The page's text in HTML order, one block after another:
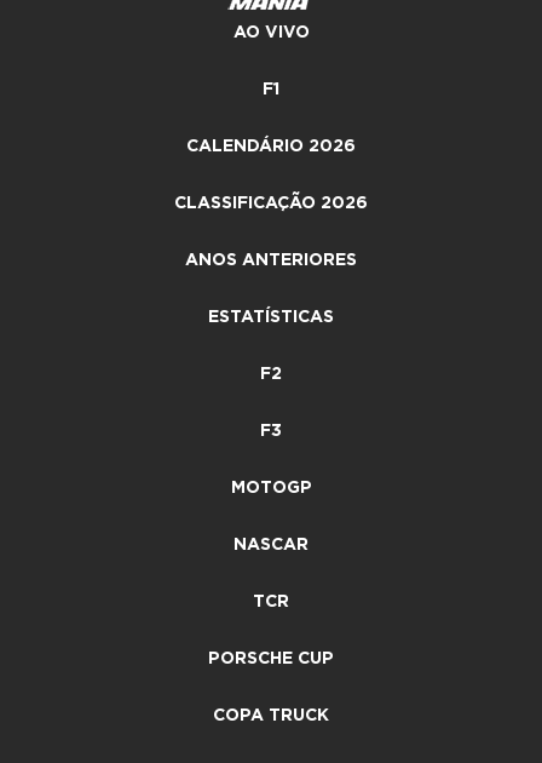
AO VIVO
F1
CALENDÁRIO 2026
CLASSIFICAÇÃO 2026
ANOS ANTERIORES
ESTATÍSTICAS
F2
F3
MOTOGP
NASCAR
TCR
PORSCHE CUP
COPA TRUCK